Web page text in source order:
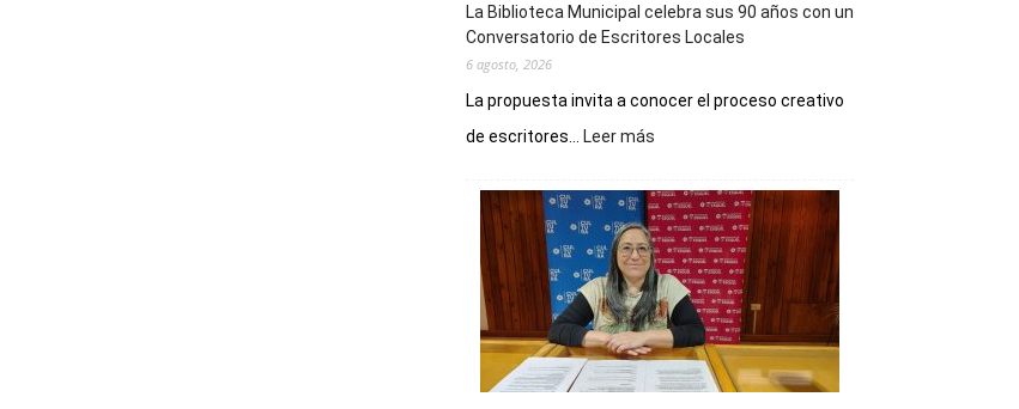
La Biblioteca Municipal celebra sus 90 años con un
Conversatorio de Escritores Locales
6 agosto, 2026
La propuesta invita a conocer el proceso creativo
de escritores...
Leer más
Municipal
celebra
sus
90
años
con
un
Conversatorio